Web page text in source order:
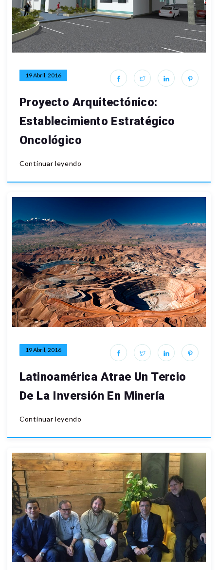
19 Abril, 2016
Proyecto Arquitectónico:
Establecimiento Estratégico
Oncológico
Continuar leyendo
19 Abril, 2016
Latinoamérica Atrae Un Tercio
De La Inversión En Minería
Continuar leyendo